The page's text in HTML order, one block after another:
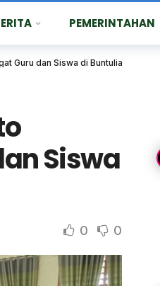
PEMERINTAHAN
Guru dan Siswa di Buntulia
Siswa
0 0